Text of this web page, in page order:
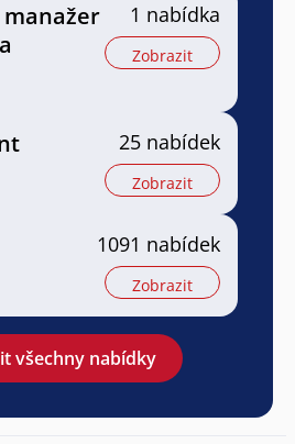
1 nabídka
Zobrazit
25 nabídek
Zobrazit
1091 nabídek
Zobrazit
všechny nabídky